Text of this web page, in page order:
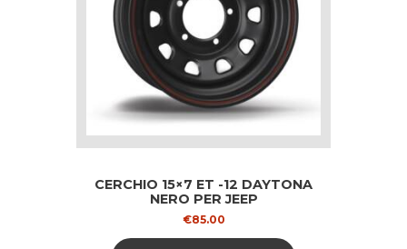
CERCHIO 15×7 ET -12 DAYTONA
NERO PER JEEP
€85.00